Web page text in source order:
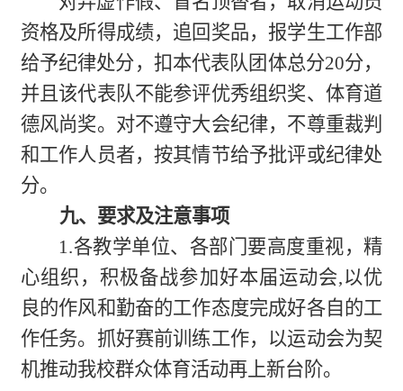
资格及所得成绩，追回奖品，报学生工作部
给予纪律处分，扣本代表队团体总分20分，
并且该代表队不能参评优秀组织奖、体育道
德风尚奖。对不遵守大会纪律，不尊重裁判
和工作人员者，按其情节给予批评或纪律处
分。
九、要求及注意事项
1.各教学单位、各部门要高度重视，精
心组织，积极备战参加好本届运动会,以优
良的作风和勤奋的工作态度完成好各自的工
作任务。抓好赛前训练工作，以运动会为契
机推动我校群众体育活动再上新台阶。